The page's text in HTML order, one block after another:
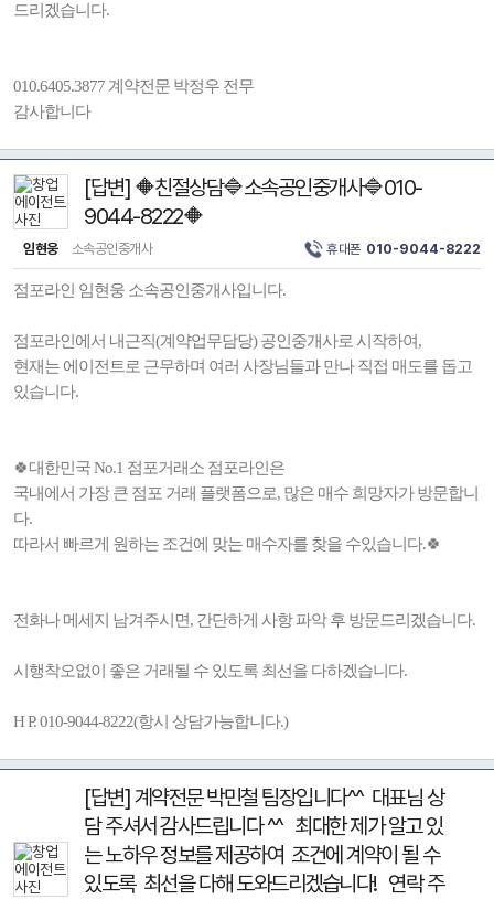
드리겠습니다.
010.6405.3877 계약전문 박정우 전무
감사합니다
[답변] 🔶친절상담🔷소속공인중개사🔷010-
9044-8222🔶
임현웅 소속공인중개사 휴대폰 010-9044-8222
점포라인 임현웅 소속공인중개사입니다.
점포라인에서 내근직(계약업무담당) 공인중개사로 시작하여,
현재는 에이전트로 근무하며 여러 사장님들과 만나 직접 매도를 돕고
있습니다.
🍀대한민국 No.1 점포거래소 점포라인은
국내에서 가장 큰 점포 거래 플랫폼으로, 많은 매수 희망자가 방문합니
다.
따라서 빠르게 원하는 조건에 맞는 매수자를 찾을 수있습니다.🍀
전화나 메세지 남겨주시면, 간단하게 사항 파악 후 방문드리겠습니다.
시행착오없이 좋은 거래될 수 있도록 최선을 다하겠습니다.
H P. 010-9044-8222(항시 상담가능합니다.)
[답변] 계약전문 박민철 팀장입니다^^ 대표님 상
담 주셔서 감사드립니다 ^^ 최대한 제가 알고 있
는 노하우 정보를 제공하여 조건에 계약이 될 수
있도록 최선을 다해 도와드리겠습니다! 연락 주